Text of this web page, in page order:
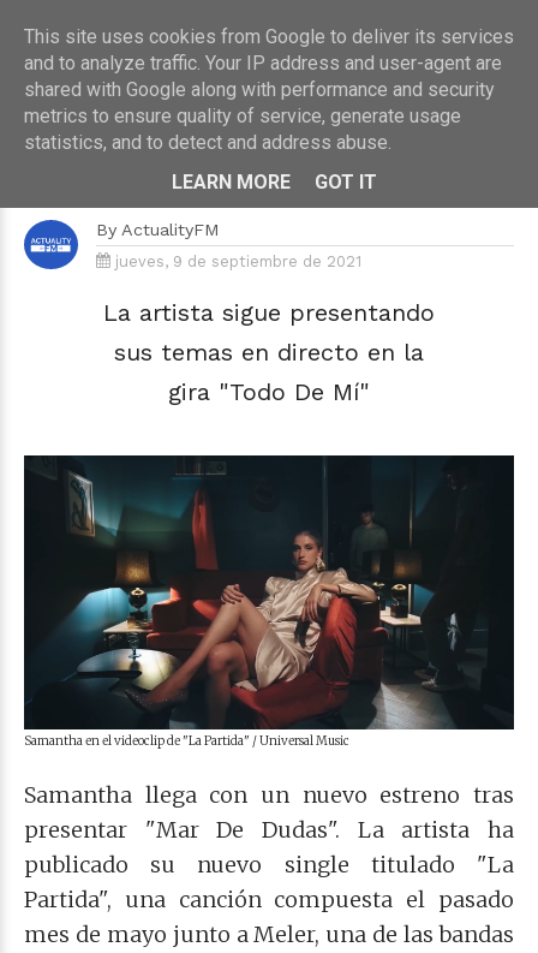
HOME›MÚSICA
Samantha publica "La Partida", su
nueva canción
By ActualityFM
jueves, 9 de septiembre de 2021
La artista sigue presentando
sus temas en directo en la
gira "Todo De Mí"
Samantha en el videoclip de "La Partida" / Universal Music
Samantha llega con un nuevo estreno tras
presentar "Mar De Dudas". La artista ha
publicado su nuevo single titulado "La
Partida", una canción compuesta el pasado
mes de mayo junto a Meler, una de las bandas
This site uses cookies from Google to deliver its services
and to analyze traffic. Your IP address and user-agent are
shared with Google along with performance and security
metrics to ensure quality of service, generate usage
statistics, and to detect and address abuse.
LEARN MORE
GOT IT